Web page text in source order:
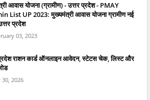
आवास योजना (ग्रामीण) - उत्तर प्रदेश - PMAY
List UP 2023: मुख्यमंत्री आवास योजना ग्रामीण नई
प्रदेश
03, 2023
राशन कार्ड ऑनलाइन आवेदन, स्टेटस चेक, लिस्ट और
30, 2026